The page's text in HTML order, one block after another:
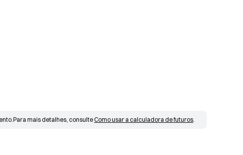
Para mais detalhes, consulte Como usar a calculadora de futuros.